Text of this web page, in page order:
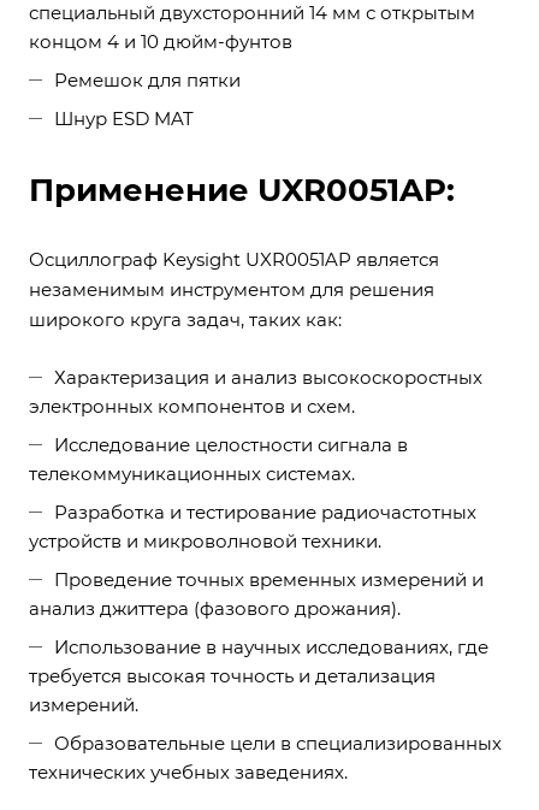
специальный двухсторонний 14 мм с открытым
концом 4 и 10 дюйм-фунтов
Ремешок для пятки
Шнур ESD MAT
Применение UXR0051AP:
Осциллограф Keysight UXR0051AP является
незаменимым инструментом для решения
широкого круга задач, таких как:
Характеризация и анализ высокоскоростных
электронных компонентов и схем.
Исследование целостности сигнала в
телекоммуникационных системах.
Разработка и тестирование радиочастотных
устройств и микроволновой техники.
Проведение точных временных измерений и
анализ джиттера (фазового дрожания).
Использование в научных исследованиях, где
требуется высокая точность и детализация
измерений.
Образовательные цели в специализированных
технических учебных заведениях.